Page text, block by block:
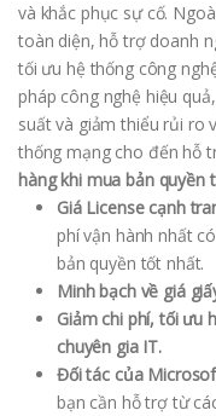
và khắc phục sự cố.
toàn diện, hỗ trợ doanh
tối ưu hệ thống công
pháp công nghệ hiệu
suất và giảm thiểu rủi ro
thống mạng cho đến hỗ
hàng khi mua bản quyền
Giá License cạnh
phí vận hành nhất
bản quyền tốt nhất.
Minh bạch về giá
Giảm chi phí, tối ưu
chuyên gia IT.
Đối tác của
bạn cần hỗ trợ từ